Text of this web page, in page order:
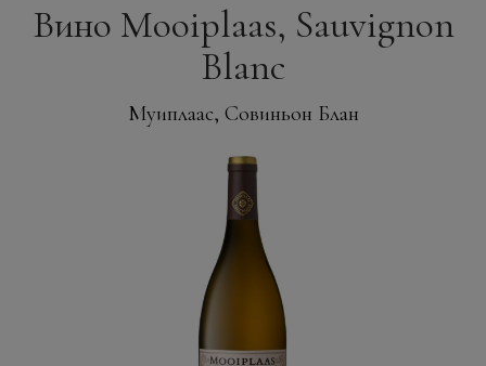
Вино Mooiplaas, Sauvignon
Blanc
Муиплаас, Совиньон Блан